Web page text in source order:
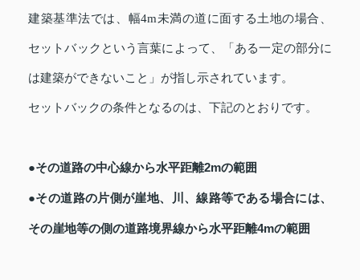
建築基準法では、幅4m未満の道に面する土地の場合、
セットバックという言葉によって、「ある一定の部分に
は建築ができないこと」が指し示されています。
セットバックの条件となるのは、下記のとおりです。
●その道路の中心線から水平距離2mの範囲
●その道路の片側が崖地、川、線路等である場合には、
その崖地等の側の道路境界線から水平距離4mの範囲